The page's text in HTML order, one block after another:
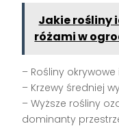
Jakie rośliny
różami w
– Rośliny
– Krzewy średniej
– Wyższe rośliny
dominanty